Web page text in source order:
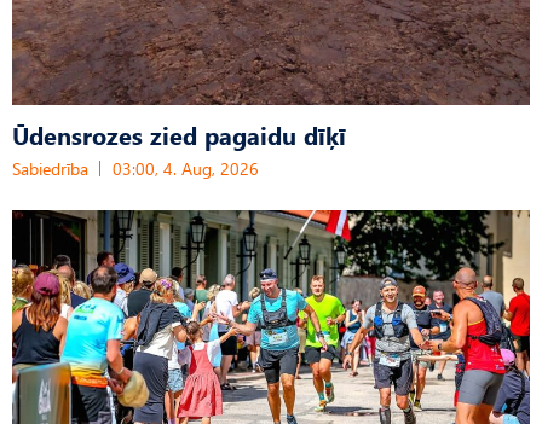
Ūdensrozes zied pagaidu dīķī
Sabiedrība 03:00, 4. Aug, 2026